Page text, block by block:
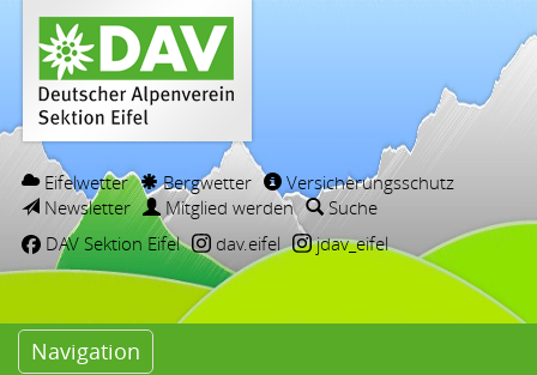
Eifelwetter Bergwetter
Versicherungsschutz
Newsletter
Mitglied werden
Suche
DAV Sektion Eifel
dav.eifel jdav_eifel
Navigation